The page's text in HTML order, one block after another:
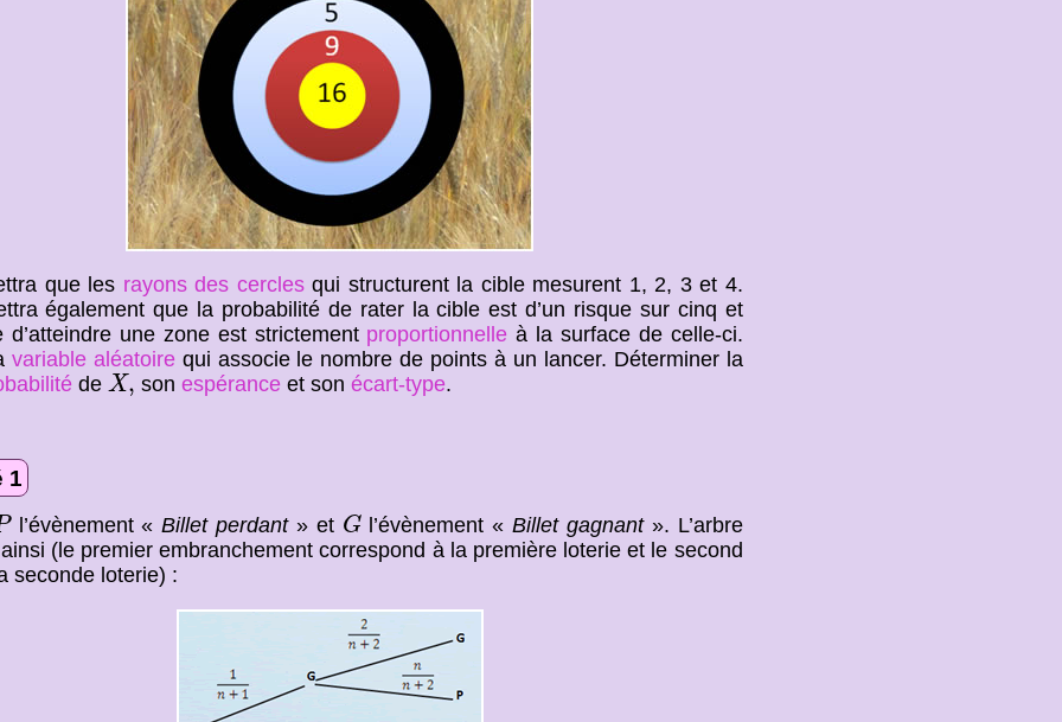
que les rayons des cerclesqui structurent la cible mesurent 1, 2, 3 et 4.
également que la probabilité de rater la cible est d’un risque sur cinq et
d’atteindre une zone est strictement proportionnelle à la surface de celle-ci.
variable aléatoirequi associe le nombre de points à un lancer. Déterminer la
de X,
X, sonespérance et sonécart-type.
1
l’évènement «Billet perdant» et G
Gl’évènement «Billet gagnant». L’arbre
(le premier embranchement correspond à la première loterie et le second
seconde loterie) :